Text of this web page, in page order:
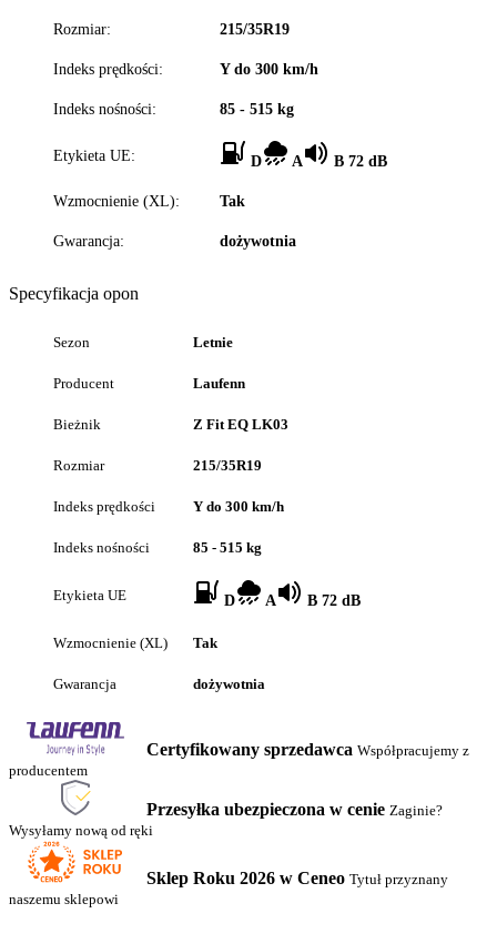
Rozmiar: 215/35R19
Indeks prędkości: Y do 300 km/h
Indeks nośności: 85 - 515 kg
Etykieta UE: D A B 72 dB
Wzmocnienie (XL): Tak
Gwarancja: dożywotnia
Specyfikacja opon
Sezon Letnie
Producent Laufenn
Bieżnik Z Fit EQ LK03
Rozmiar 215/35R19
Indeks prędkości Y do 300 km/h
Indeks nośności 85 - 515 kg
Etykieta UE D A B 72 dB
Wzmocnienie (XL) Tak
Gwarancja dożywotnia
Certyfikowany sprzedawca Współpracujemy z
producentem
Przesyłka ubezpieczona w cenie Zaginie?
Wysyłamy nową od ręki
Sklep Roku 2026 w Ceneo Tytuł przyznany
naszemu sklepowi